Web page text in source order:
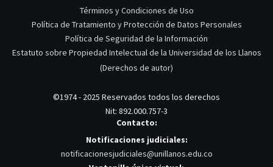
Términos y Condiciones de Uso
Política de Tratamiento y Protección de Datos Personales
Política de Seguridad de la Información
Estatuto sobre Propiedad Intelectual de la Universidad de los Llanos
(Derechos de autor)
©1974 - 2025 Reservados todos los derechos
Nit: 892.000.757-3
Contacto:
Notificaciones judiciales:
notificacionesjudiciales@unillanos.edu.co